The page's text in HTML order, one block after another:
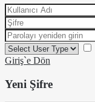
Giriş`e Dön
Yeni Şifre